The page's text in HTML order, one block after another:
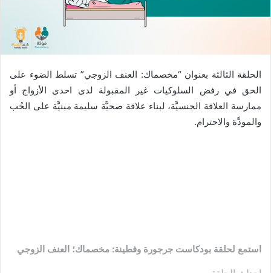
الحلقة الثالثة بعنوان “مخصماك: العنف الزوجي” تسلط الضوء على
الحق في رفض السلوكيات غير المقبولة لدى احدى الأزواج أو
ممارسة العلاقة الجنسيَّة، لبناء علاقة صحيَّة سليمة مبنيَّة على الحُب
والمودَّة والاحترام.
استمع لحلقة بودكاست جرجورة وفطينة: مخصماك؛ العنف الزوجي